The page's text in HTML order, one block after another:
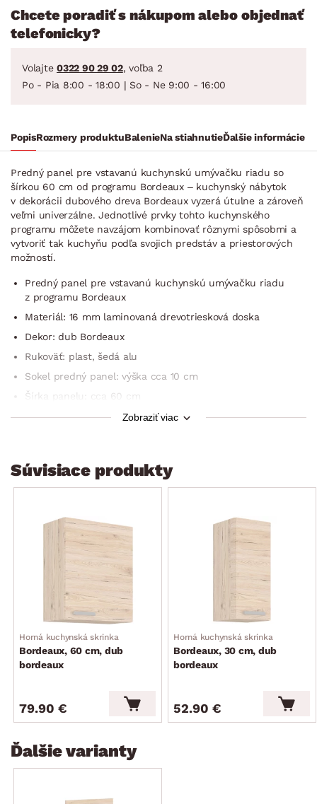
Chcete poradiť s nákupom alebo objednať
telefonicky?
Volajte 0322 90 29 02, voľba 2
Po - Pia 8:00 - 18:00 | So - Ne 9:00 - 16:00
PopisRozmery produktuBalenieNa stiahnutieĎalšie informácie
Predný panel pre vstavanú kuchynskú umývačku riadu so
šírkou 60 cm od programu Bordeaux – kuchynský nábytok
v dekorácii dubového dreva Bordeaux vyzerá útulne a zároveň
veľmi univerzálne. Jednotlivé prvky tohto kuchynského
programu môžete navzájom kombinovať rôznymi spôsobmi a
vytvoriť tak kuchyňu podľa svojich predstáv a priestorových
možností.
Predný panel pre vstavanú kuchynskú umývačku riadu
z programu Bordeaux
Materiál: 16 mm laminovaná drevotriesková doska
Dekor: dub Bordeaux
Rukoväť: plast, šedá alu
Sokel predný panel: výška cca 10 cm
Šírka panelu: cca 60 cm
Možno kombinovať so vstavanou umývačkou riadu so
Zobraziť viac
Súvisiace produkty
Horná kuchynská skrinka
Bordeaux, 60 cm, dub
bordeaux
79.90 €
Horná kuchynská skrinka
Bordeaux, 30 cm, dub
bordeaux
52.90 €
Ďalšie varianty